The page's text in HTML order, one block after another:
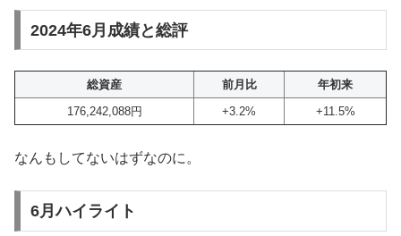
2024年6月成績と総評
総資産 前月比
年初来
176,242,088円
+3.2% +11.5%
なんもしてないはずなのに。
6月ハイライト